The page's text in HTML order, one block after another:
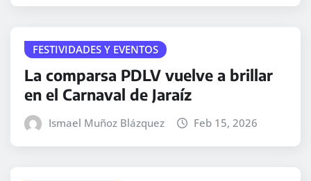
FESTIVIDADES Y EVENTOS
La comparsa PDLV vuelve a brillar
en el Carnaval de Jaraíz
Ismael Muñoz Blázquez Feb 15, 2026